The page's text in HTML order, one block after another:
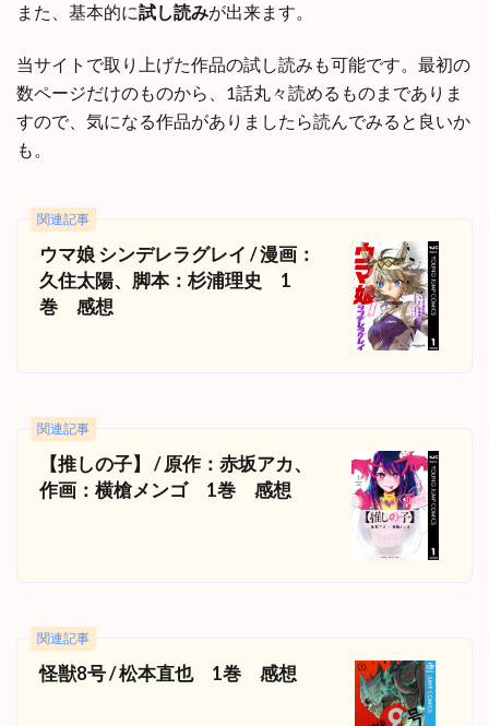
また、基本的に試し読みが出来ます。
当サイトで取り上げた作品の試し読みも可能です。最初の
数ページだけのものから、1話丸々読めるものまでありま
すので、気になる作品がありましたら読んでみると良いか
も。
関連記事
ウマ娘 シンデレラグレイ / 漫画：
久住太陽、脚本：杉浦理史 1
巻 感想
関連記事
【推しの子】 / 原作：赤坂アカ、
作画：横槍メンゴ 1巻 感想
関連記事
怪獣8号 / 松本直也 1巻 感想